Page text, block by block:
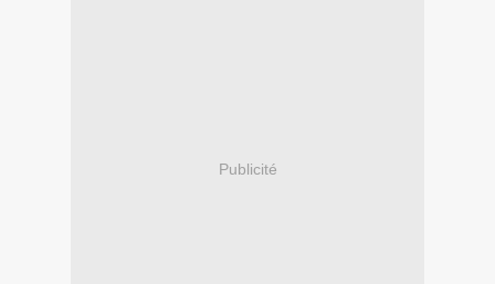
Publicité